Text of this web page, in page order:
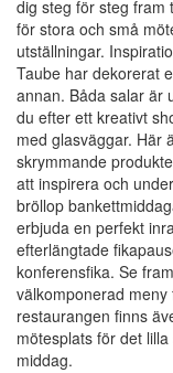
dig steg för steg fram
för stora och små
utställningar.
Taube har dekorerat
annan. Båda salar är
du efter ett kreativt
med glasväggar. Här
skrymmande
att inspirera och
bröllop
erbjuda en perfekt
efterlängtade
konferensfika. Se
välkomponerad
restaurangen finns
mötesplats för det
middag.